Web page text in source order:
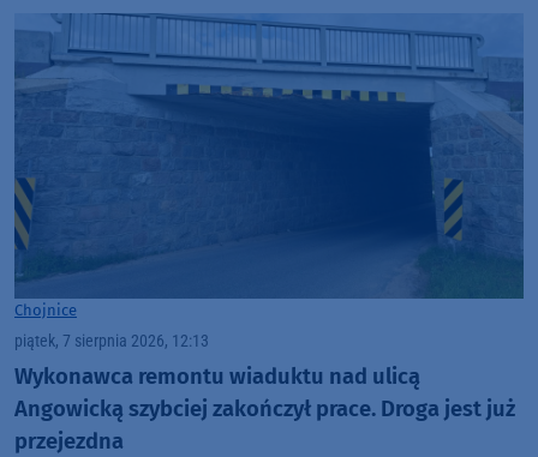
Chojnice
piątek, 7 sierpnia 2026, 12:13
Wykonawca remontu wiaduktu nad ulicą
Angowicką szybciej zakończył prace. Droga jest już
przejezdna